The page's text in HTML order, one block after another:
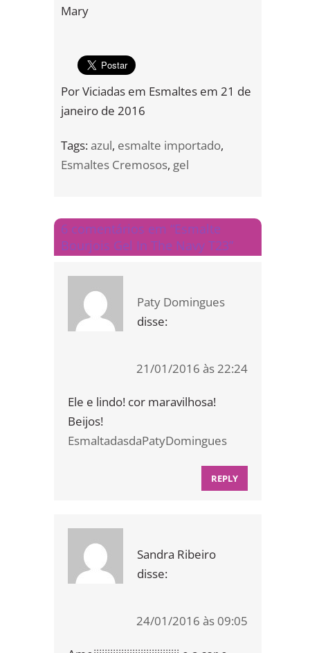
Mary
PorViciadas em Esmaltes em 21 de
janeiro de 2016
Tags:azul, esmalte importado,
Esmaltes Cremosos, gel
6 comentários em “Esmalte
Bourjois Gel In The Navy T23”
Paty Domingues
disse:
21/01/2016 às 22:24
Ele e lindo! cor maravilhosa!
Beijos!
EsmaltadasdaPatyDomingues
REPLY
Sandra Ribeiro
disse:
24/01/2016 às 09:05